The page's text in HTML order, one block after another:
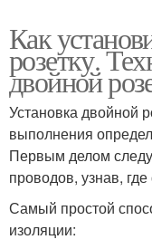
Как
розетку.
двойной
Установка двойной
выполнения
Первым делом
проводов, узнав,
Самый простой
изоляции: